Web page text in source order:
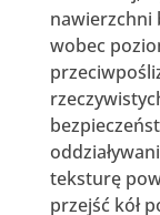
nawierzchni
wobec
teksturę
przejść kół